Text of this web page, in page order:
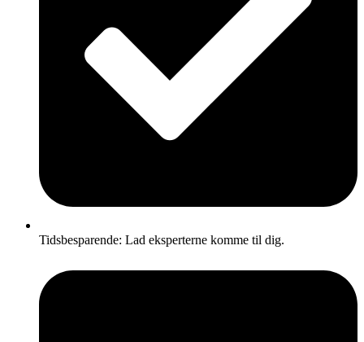
Tidsbesparende: Lad eksperterne komme til dig.